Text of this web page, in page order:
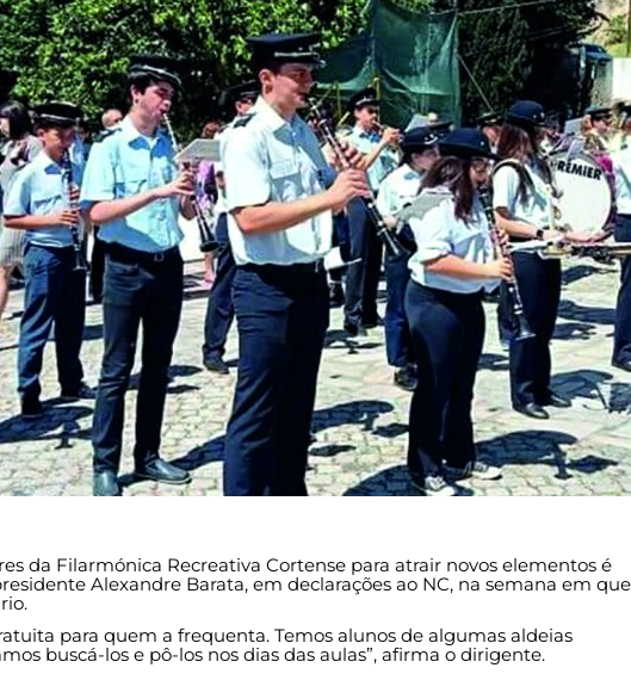
da Filarmónica Recreativa Cortense para atrair novos elementos é
Alexandre Barata, em declarações ao NC, na semana em que
para quem a frequenta. Temos alunos de algumas aldeias
buscá-los e pô-los nos dias das aulas”, afirma o dirigente.